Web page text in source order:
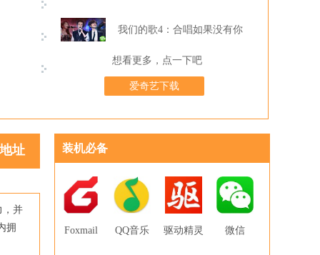
我们的歌4：合唱如果没有你
想看更多，点一下吧
爱奇艺下载
址
，并
拥
装机必备
Foxmail QQ音乐 驱动精灵 微信